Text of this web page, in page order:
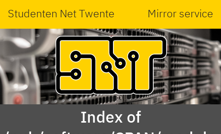
Studenten Net Twente Mirror service
Index of